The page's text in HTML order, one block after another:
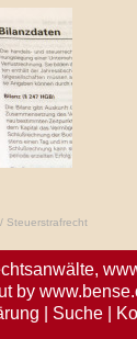
Steuerstrafrecht
by
Suche|